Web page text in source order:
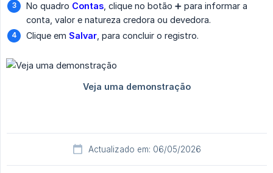
No quadro Contas , clique no botão ➕ para informar a
conta, valor e natureza credora ou devedora.
Clique em Salvar , para concluir o registro.
Actualizado em: 06/05/2026